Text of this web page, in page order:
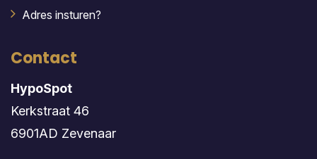
Adres insturen?
Contact
HypoSpot
Kerkstraat 46
6901AD Zevenaar